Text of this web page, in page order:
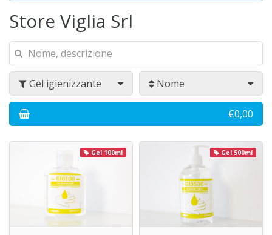
Store Viglia Srl
Gel igienizzante Nome
€0,00
Gel 100ml Gel 500ml